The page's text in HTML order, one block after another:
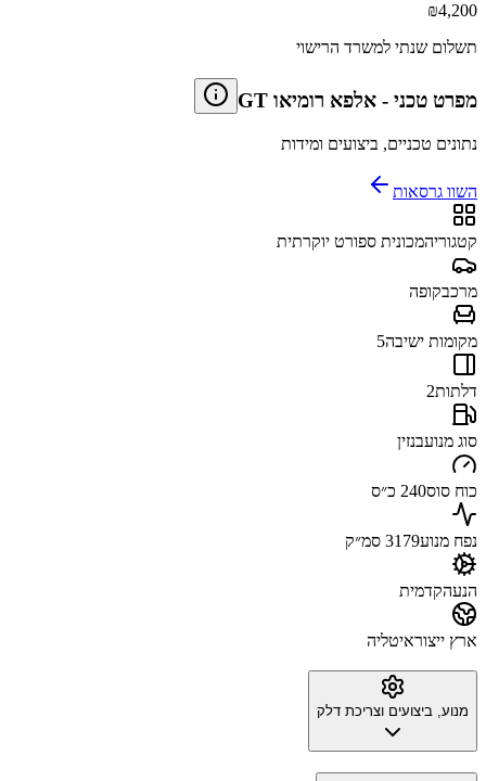
₪4,200
תשלום שנתי למשרד הרישוי
מפרט טכני - אלפא רומיאו GT
נתונים טכניים, ביצועים ומידות
השוו גרסאות
קטגוריהמכונית ספורט יוקרתית
מרכבקופה
מקומות ישיבה5
דלתות2
סוג מנועבנזין
כוח סוס240 כ״ס
נפח מנוע3179 סמ״ק
הנעהקדמית
ארץ ייצוראיטליה
מנוע, ביצועים וצריכת דלק